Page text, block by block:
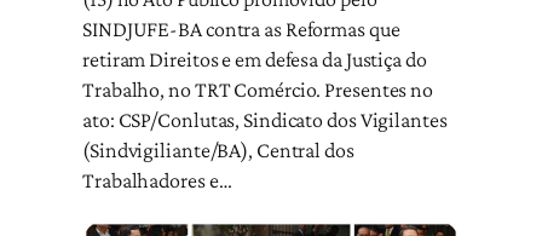
SINDJUFE-BA contra as Reformas que
retiram Direitos e em defesa da Justiça do
Trabalho, no TRT Comércio. Presentes no
ato: CSP/Conlutas, Sindicato dos Vigilantes
(Sindvigiliante/BA), Central dos
Trabalhadores e…